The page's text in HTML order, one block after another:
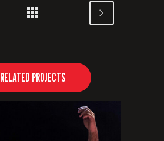
RELATED PROJECTS